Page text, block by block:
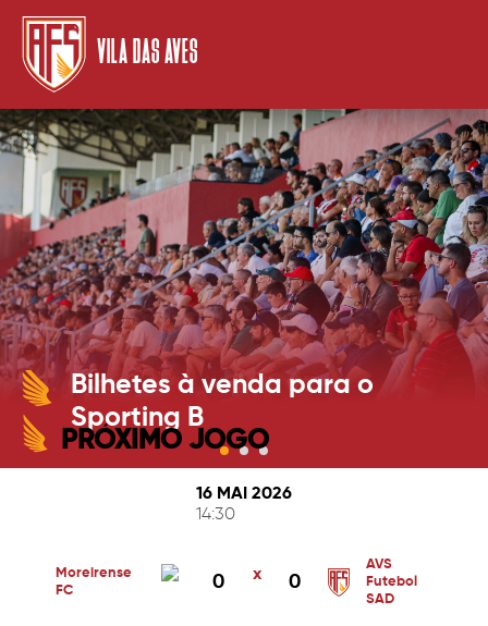
VILA DAS AVES
Bilhetes à venda para o
Sporting B
PRÓXIMO JOGO
16 MAI 2026
14:30
Moreirense
FC
0 x 0
AVS
Futebol
SAD